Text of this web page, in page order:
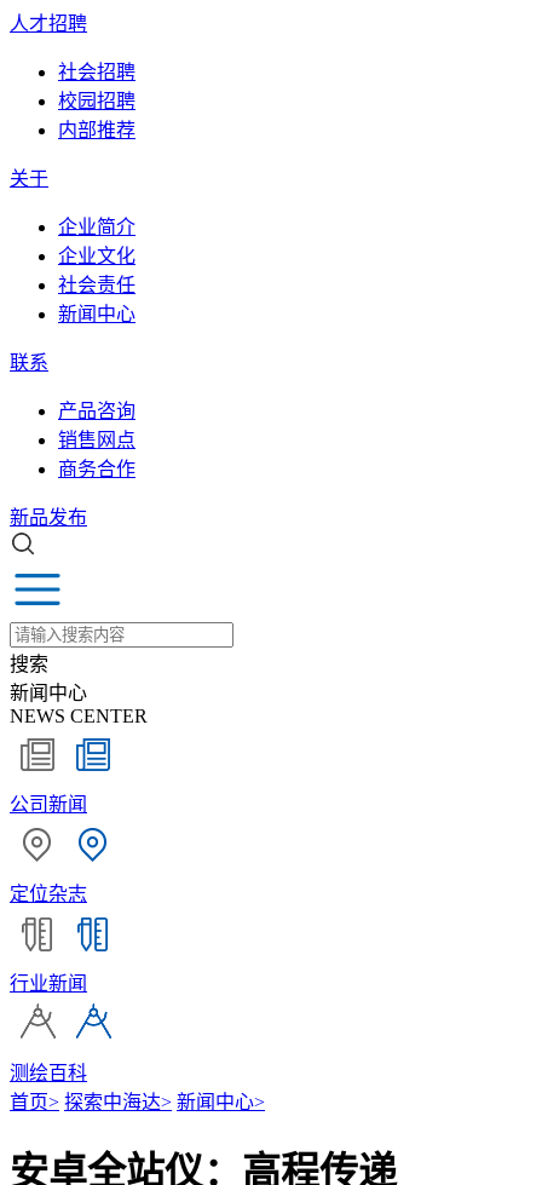
人才招聘
社会招聘
校园招聘
内部推荐
关于
企业简介
企业文化
社会责任
新闻中心
联系
产品咨询
销售网点
商务合作
新品发布
搜索
新闻中心
NEWS CENTER
公司新闻
定位杂志
行业新闻
测绘百科
首页> 探索中海达> 新闻中心>
安卓全站仪：高程传递